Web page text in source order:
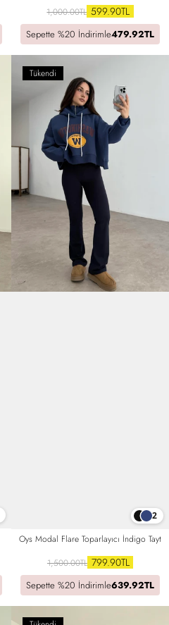
1,000.00TL 599.90TL
Sepette %20 İndirimle479.92TL
Tükendi
2
Oys Modal Flare Toparlayıcı İndigo Tayt
1,500.00TL 799.90TL
Sepette %20 İndirimle639.92TL